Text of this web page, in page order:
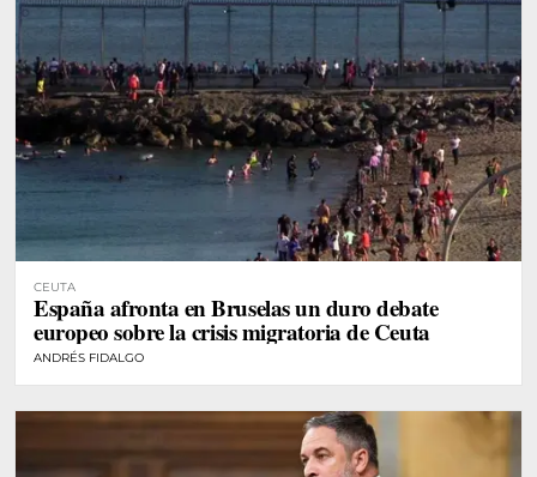
CEUTA
España afronta en Bruselas un duro debate
europeo sobre la crisis migratoria de Ceuta
ANDRÉS FIDALGO